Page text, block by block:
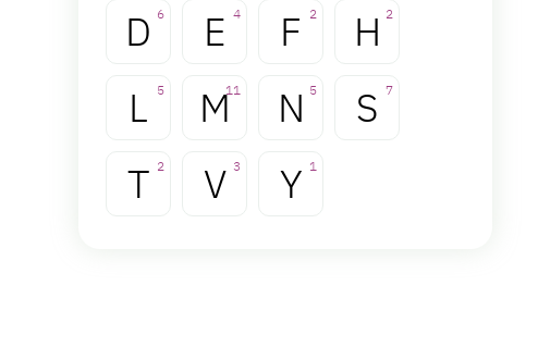
D 6 E 4 F 2 H 2
L 5 M11 N 5 S 7
T 2 V 3 Y 1